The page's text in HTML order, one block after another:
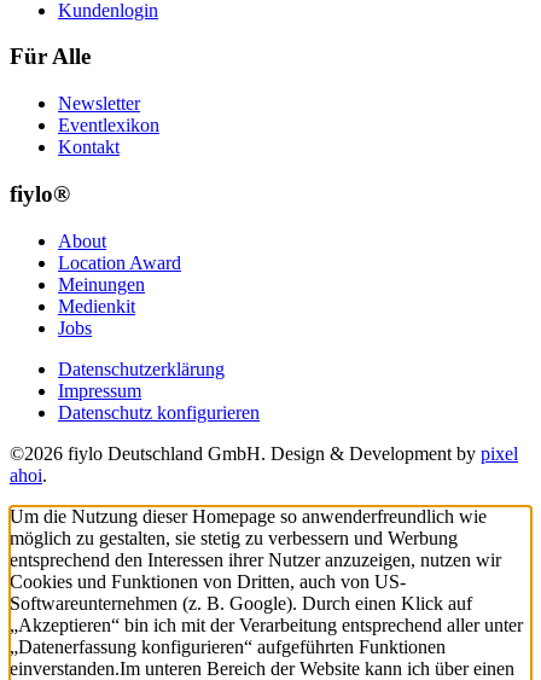
Kundenlogin
Für Alle
Newsletter
Eventlexikon
Kontakt
fiylo®
About
Location Award
Meinungen
Medienkit
Jobs
Datenschutzerklärung
Impressum
Datenschutz konfigurieren
©2026 fiylo Deutschland GmbH. Design & Development by pixel
ahoi.
Um die Nutzung dieser Homepage so anwenderfreundlich wie
möglich zu gestalten, sie stetig zu verbessern und Werbung
entsprechend den Interessen ihrer Nutzer anzuzeigen, nutzen wir
Cookies und Funktionen von Dritten, auch von US-
Softwareunternehmen (z. B. Google). Durch einen Klick auf
„Akzeptieren“ bin ich mit der Verarbeitung entsprechend aller unter
„Datenerfassung konfigurieren“ aufgeführten Funktionen
einverstanden.Im unteren Bereich der Website kann ich über einen